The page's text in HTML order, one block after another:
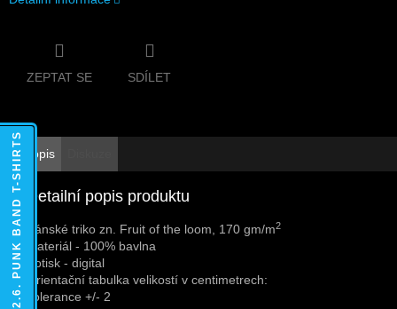
ZEPTAT SE SDÍLET
Popis
Detailní popis produktu
Pánské triko zn. Fruit of the loom, 170 gm/m2
Materiál - 100% bavlna
Potisk - digital
Orientační tabulka velikostí v centimetrech:
Tolerance +/- 2
2.6. PUNK BAND T-SHIRTS